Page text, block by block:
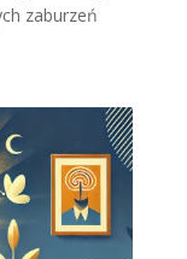
zaburzeń